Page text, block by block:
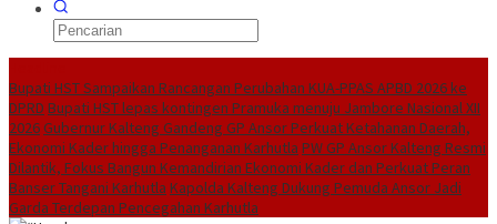
Bupati HST Sampaikan Rancangan Perubahan KUA-PPAS APBD 2026 ke
DPRD Bupati HST lepas kontingen Pramuka menuju Jambore Nasional XII
2026 Gubernur Kalteng Gandeng GP Ansor Perkuat Ketahanan Daerah,
Ekonomi Kader hingga Penanganan Karhutla PW GP Ansor Kalteng Resmi
Dilantik, Fokus Bangun Kemandirian Ekonomi Kader dan Perkuat Peran
Banser Tangani Karhutla Kapolda Kalteng Dukung Pemuda Ansor Jadi
Garda Terdepan Pencegahan Karhutla